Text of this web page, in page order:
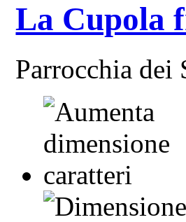
La Cupola
Parrocchia dei